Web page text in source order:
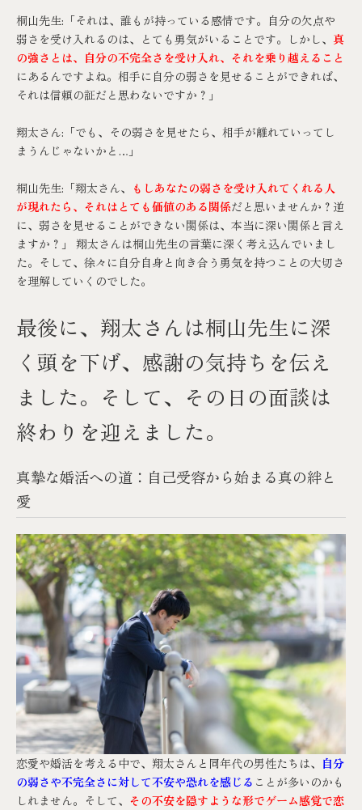
桐山先生:「それは、誰もが持っている感情です。自分の欠点や
弱さを受け入れるのは、とても勇気がいることです。しかし、 真
の強さとは、自分の不完全さを受け入れ、それを乗り越えること
にあるんですよね。相手に自分の弱さを見せることができれば、
それは信頼の証だと思わないですか？」
翔太さん:「でも、その弱さを見せたら、相手が離れていってし
まうんじゃないかと…」
桐山先生:「翔太さん、 もしあなたの弱さを受け入れてくれる人
が現れたら、それはとても価値のある関係だと思いませんか？逆
に、弱さを見せることができない関係は、本当に深い関係と言え
ますか？」 翔太さんは桐山先生の言葉に深く考え込んでいまし
た。そして、徐々に自分自身と向き合う勇気を持つことの大切さ
を理解していくのでした。
最後に、翔太さんは桐山先生に深
く頭を下げ、感謝の気持ちを伝え
ました。そして、その日の面談は
終わりを迎えました。
真摯な婚活への道：自己受容から始まる真の絆と
愛
恋愛や婚活を考える中で、翔太さんと同年代の男性たちは、 自分
の弱さや不完全さに対して不安や恐れを感じる ことが多いのかも
しれません。そして、 その不安を隠すような形でゲーム感覚で恋